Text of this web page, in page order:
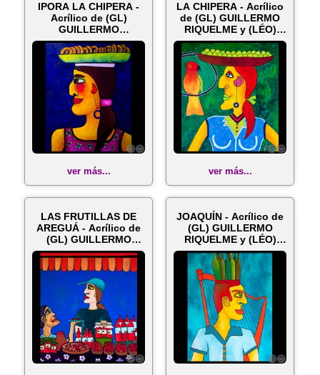
IPORA LA CHIPERA -
Acrílico de (GL)
GUILLERMO
RIQUELME y (LÉO)
EL...
ver más...
LA CHIPERA - Acrílico
de (GL) GUILLERMO
RIQUELME y (LÉO)
ELÉONORE...
ver más...
LAS FRUTILLAS DE
AREGUÁ - Acrílico de
(GL) GUILLERMO
RIQUELME y (...
JOAQUÍN - Acrílico de
(GL) GUILLERMO
RIQUELME y (LÉO)
ELÉONORE GU...